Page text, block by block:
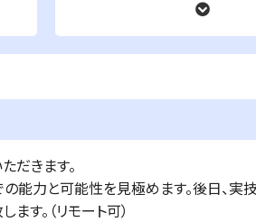
だきます。
力と可能性を見極めます。後日、実
す。（リモート可）